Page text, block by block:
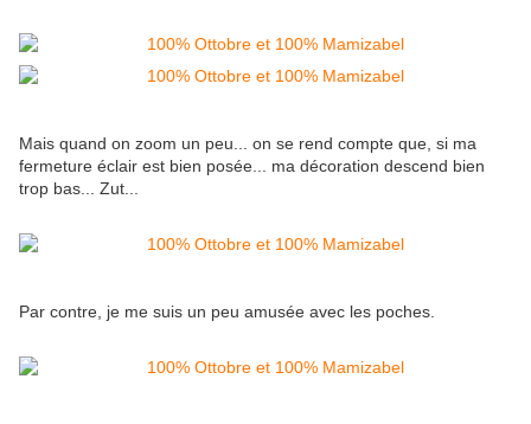
Mais quand on zoom un peu... on se rend compte que, si ma
fermeture éclair est bien posée... ma décoration descend bien
trop bas... Zut...
Par contre, je me suis un peu amusée avec les poches.